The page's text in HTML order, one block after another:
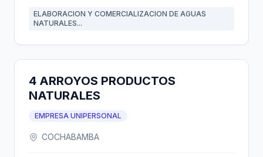
ELABORACION Y COMERCIALIZACION DE AGUAS
NATURALES...
4 ARROYOS PRODUCTOS
NATURALES
EMPRESA UNIPERSONAL
COCHABAMBA